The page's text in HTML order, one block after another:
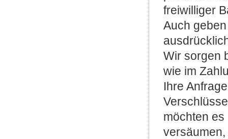
freiwilliger
Auch
Wir sorgen
wie im
Ihre
möchten